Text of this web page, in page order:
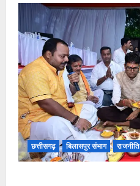
छत्तीसगढ़ बिलासपुर संभाग राजनीति